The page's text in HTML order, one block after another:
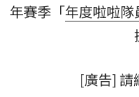
年賽季「年度啦啦隊
[廣告]